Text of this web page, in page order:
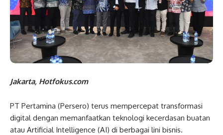
Jakarta, Hotfokus.com
PT Pertamina (Persero) terus mempercepat transformasi
digital dengan memanfaatkan teknologi kecerdasan buatan
atau Artificial Intelligence (AI) di berbagai lini bisnis.